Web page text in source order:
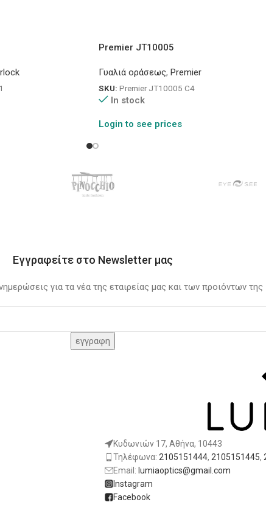
Premier JT10005
Γυαλιά οράσεως, Premier
SKU: Premier JT10005 C4
In stock
Login to see prices
Εγγραφείτε στο Newsletter μας
για τα νέα της εταιρείας μας και των προιόντων της
Κυδωνιών 17, Αθήνα, 10443
Τηλέφωνα: 2105151444, 2105151445,
Email: lumiaoptics@gmail.com
Instagram
Facebook